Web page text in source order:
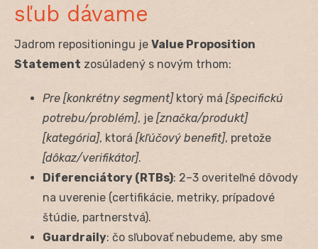
sľub dávame
Jadrom repositioningu je Value Proposition
Statement zosúladený s novým trhom:
Pre [konkrétny segment]ktorý má [špecifickú
potrebu/problém], je [značka/produkt]
[kategória], ktorá [kľúčový benefit], pretože
[dôkaz/verifikátor].
Diferenciátory (RTBs): 2–3 overiteľné dôvody
na uverenie (certifikácie, metriky, prípadové
štúdie, partnerstvá).
Guardraily: čo sľubovať nebudeme, aby sme